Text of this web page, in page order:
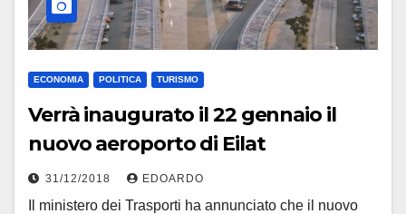
ECONOMIA POLITICA TURISMO
Verrà inaugurato il 22 gennaio il
nuovo aeroporto di Eilat
31/12/2018 EDOARDO
Il ministero dei Trasporti ha annunciato che il nuovo